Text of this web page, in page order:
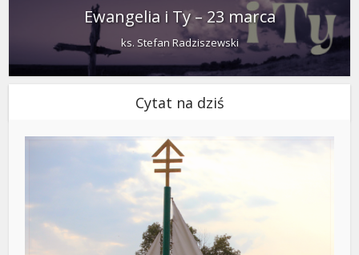
Ewangelia i Ty – 23 marca
ks. Stefan Radziszewski
Cytat na dziś